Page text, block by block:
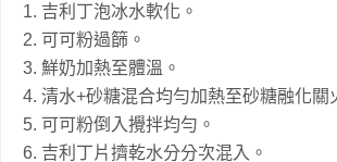
1. 吉利丁泡冰水軟化。
2. 可可粉過篩。
3. 鮮奶加熱至體溫。
4. 清水+砂糖混合均勻加熱至砂糖融化關
5. 可可粉倒入攪拌均勻。
6. 吉利丁片擠乾水分分次混入。